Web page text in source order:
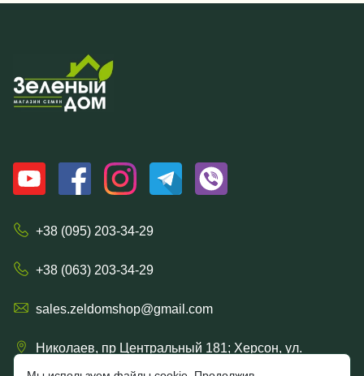
+38 (095) 203-34-29
+38 (063) 203-34-29
sales.zeldomshop@gmail.com
Николаев, пр Центральный 181; Херсон, ул.